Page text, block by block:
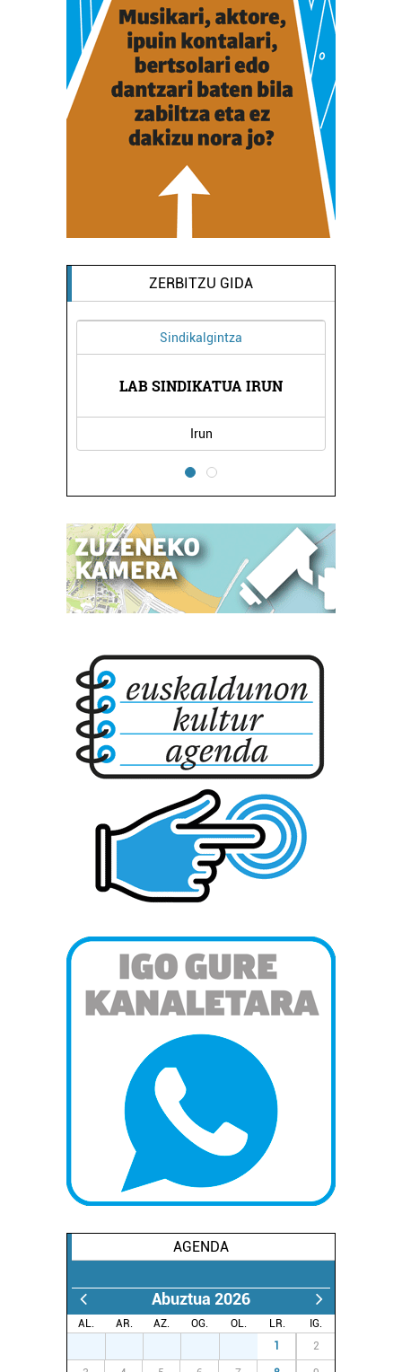
ZERBITZU GIDA
Sindikalgintza
LAB SINDIKATUA IRUN
Irun
AGENDA
Abuztua 2026
AL. AR. AZ. OG. OL. LR.
IG.
1 2